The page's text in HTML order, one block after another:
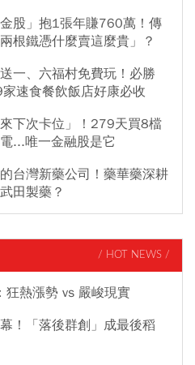
股」抱1張年賺760萬！傳
根鐵憑什麼賣這麼貴」？
一、六福村免費玩！必勝
速食餐飲飯店好康必收
下次卡位」！279天買8檔
...唯一金融股是它
台灣新藥公司！藥華藥深耕
田製藥？
/ HOT NEWS /
熱漲勢 vs 嚴峻現實
！「落後群創」成最後稻